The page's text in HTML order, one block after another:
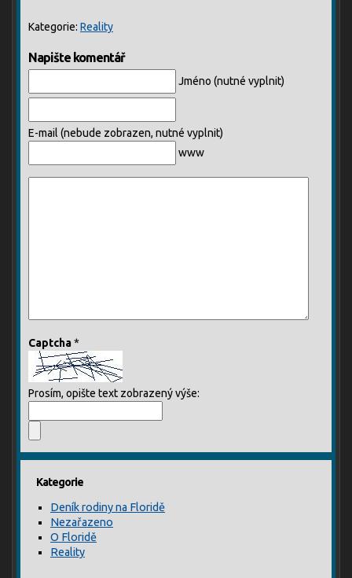
Kategorie: Reality
Napište komentář
Jméno (nutné vyplnit)
E-mail (nebude zobrazen, nutné vyplnit)
www
Captcha*
Prosím, opište text zobrazený výše:
Kategorie
Deník rodiny na Floridě
Nezařazeno
O Floridě
Reality